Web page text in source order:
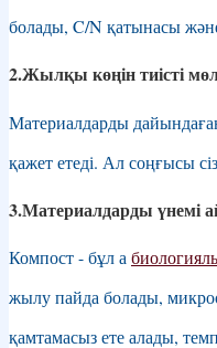
болады, C/N қатынасы
2.Жылқы көңін тиісті
Материалдарды
қажет етеді. Ал соңғысы
3.Материалдарды үнемі
Компост - бұл а
жылу пайда болады,
қамтамасыз ете алады,